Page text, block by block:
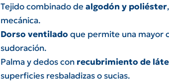
Tejido combinado dealgodón y poliéster
mecánica.
Dorso ventilado que permite una mayor
sudoración.
Palma y dedos con recubrimiento de
superficies resbaladizas o sucias.